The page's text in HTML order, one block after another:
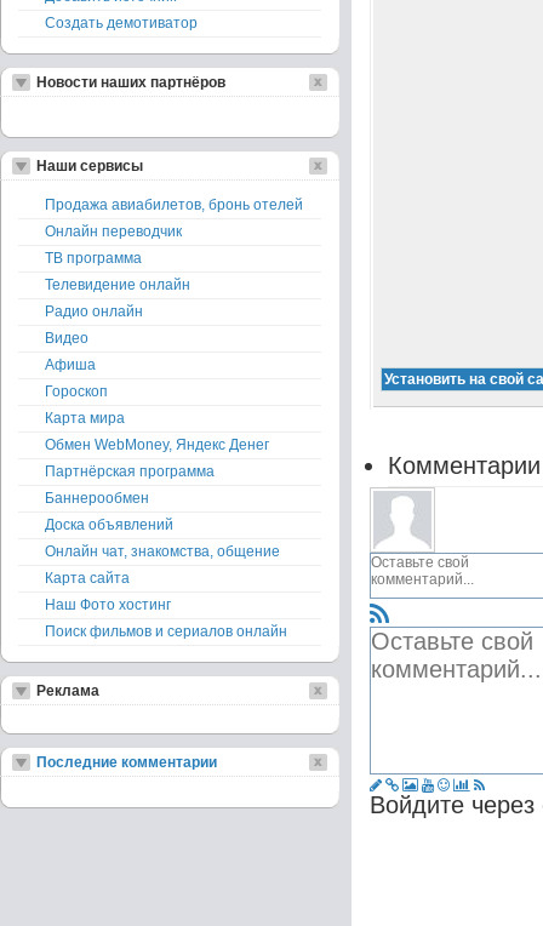
Войдите
Создать демотиватор
Новости наших партнёров
Наши сервисы
Продажа авиабилетов, бронь отелей
Онлайн переводчик
ТВ программа
Телевидение онлайн
Радио онлайн
Видео
Афиша
Гороскоп
Карта мира
Обмен WebMoney, Яндекс Денег
Партнёрская программа
Баннерообмен
Доска объявлений
Онлайн чат, знакомства, общение
Карта сайта
Наш Фото хостинг
Поиск фильмов и сериалов онлайн
Реклама
Последние комментарии